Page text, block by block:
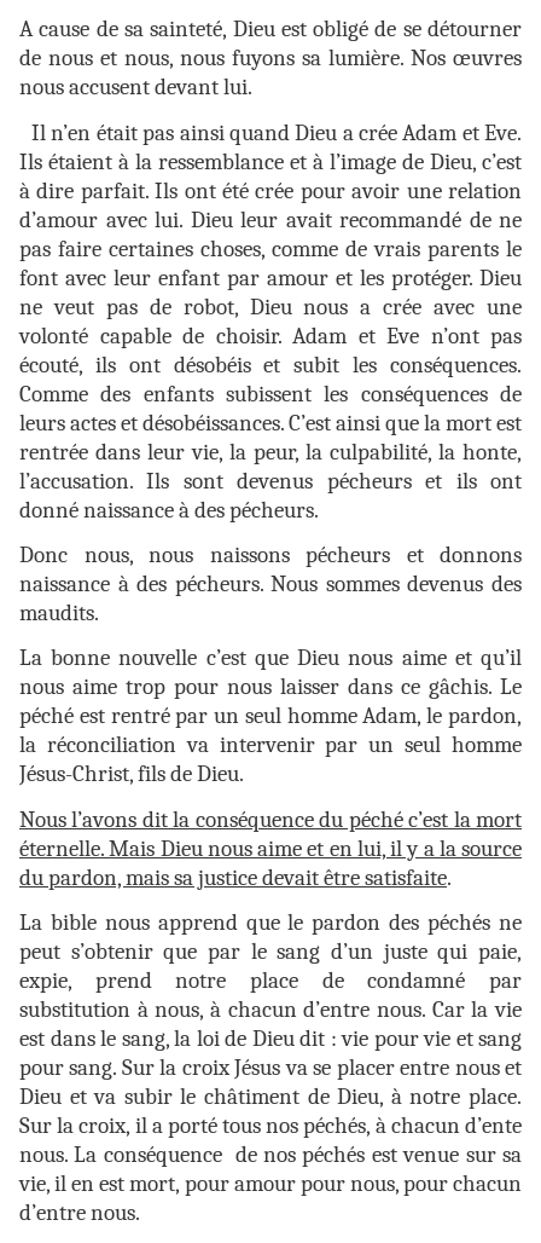
A cause de sa sainteté, Dieu est obligé de se détourner
de nous et nous, nous fuyons sa lumière. Nos œuvres
nous accusent devant lui.
Il n’en était pas ainsi quand Dieu a crée Adam et Eve.
Ils étaient à la ressemblance et à l’image de Dieu, c’est
à dire parfait. Ils ont été crée pour avoir une relation
d’amour avec lui. Dieu leur avait recommandé de ne
pas faire certaines choses, comme de vrais parents le
font avec leur enfant par amour et les protéger. Dieu
ne veut pas de robot, Dieu nous a crée avec une
volonté capable de choisir. Adam et Eve n’ont pas
écouté, ils ont désobéis et subit les conséquences.
Comme des enfants subissent les conséquences de
leurs actes et désobéissances. C’est ainsi que la mort est
rentrée dans leur vie, la peur, la culpabilité, la honte,
l’accusation. Ils sont devenus pécheurs et ils ont
donné naissance à des pécheurs.
Donc nous, nous naissons pécheurs et donnons
naissance à des pécheurs. Nous sommes devenus des
maudits.
La bonne nouvelle c’est que Dieu nous aime et qu’il
nous aime trop pour nous laisser dans ce gâchis. Le
péché est rentré par un seul homme Adam, le pardon,
la réconciliation va intervenir par un seul homme
Jésus-Christ, fils de Dieu.
Nous l’avons dit la conséquence du péché c’est la mort
éternelle. Mais Dieu nous aime et en lui, il y a la source
du pardon, mais sa justice devait être satisfaite.
La bible nous apprend que le pardon des péchés ne
peut s’obtenir que par le sang d’un juste qui paie,
expie, prend notre place de condamné par
substitution à nous, à chacun d’entre nous. Car la vie
est dans le sang, la loi de Dieu dit : vie pour vie et sang
pour sang. Sur la croix Jésus va se placer entre nous et
Dieu et va subir le châtiment de Dieu, à notre place.
Sur la croix, il a porté tous nos péchés, à chacun d’ente
nous. La conséquence de nos péchés est venue sur sa
vie, il en est mort, pour amour pour nous, pour chacun
d’entre nous.